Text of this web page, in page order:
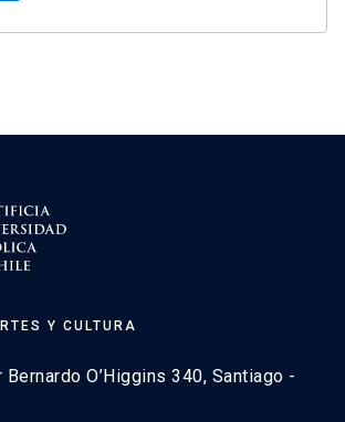
Y CULTURA
O’Higgins 340, Santiago -